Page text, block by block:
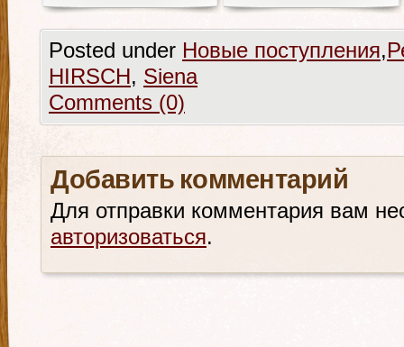
Posted under Новые поступления,
HIRSCH, Siena
Comments (0)
Добавить комментарий
Для отправки комментария вам
авторизоваться.